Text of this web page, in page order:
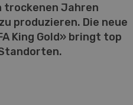
trockenen Jahren
produzieren. Die neue
King Gold» bringt top